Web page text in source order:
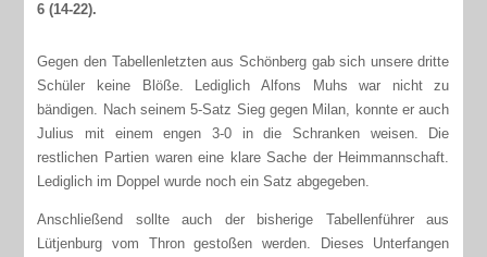
6 (14-22).
Gegen den Tabellenletzten aus Schönberg gab sich unsere dritte
Schüler keine Blöße. Lediglich Alfons Muhs war nicht zu
bändigen. Nach seinem 5-Satz Sieg gegen Milan, konnte er auch
Julius mit einem engen 3-0 in die Schranken weisen. Die
restlichen Partien waren eine klare Sache der Heimmannschaft.
Lediglich im Doppel wurde noch ein Satz abgegeben.
Anschließend sollte auch der bisherige Tabellenführer aus
Lütjenburg vom Thron gestoßen werden. Dieses Unterfangen